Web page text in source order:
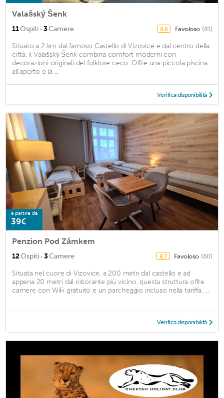
Valašský Šenk
11Ospiti · 3Camere 8,6 Favoloso (81)
Situato a 2 km dal famoso Castello di Vizovice e dal centro della
città, il Valašský Šenk combina comfort moderni con
decorazioni originali del folklore ceco. Offre una piccola piscina
all'aperto e la ...
Verifica disponibilità
a partire da
39€
Penzion Pod Zámkem
12Ospiti · 3Camere 8,7 Favoloso (60)
Situata nel cuore di Vizovice, a 200 metri dal castello e ad
appena 20 metri dal ristorante più vicino, questa struttura offre
camere con WiFi gratuito e un parcheggio incluso nella tariffa. ...
Verifica disponibilità